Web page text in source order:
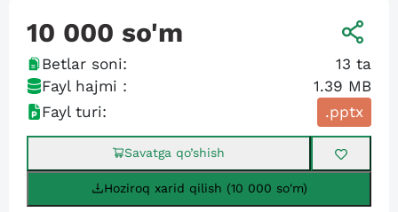
10 000 so'm
Betlar soni: 13 ta
Fayl hajmi :
1.39 MB
Fayl turi:
.pptx
Savatga qo’shish
Hoziroq xarid qilish (10 000 so'm)